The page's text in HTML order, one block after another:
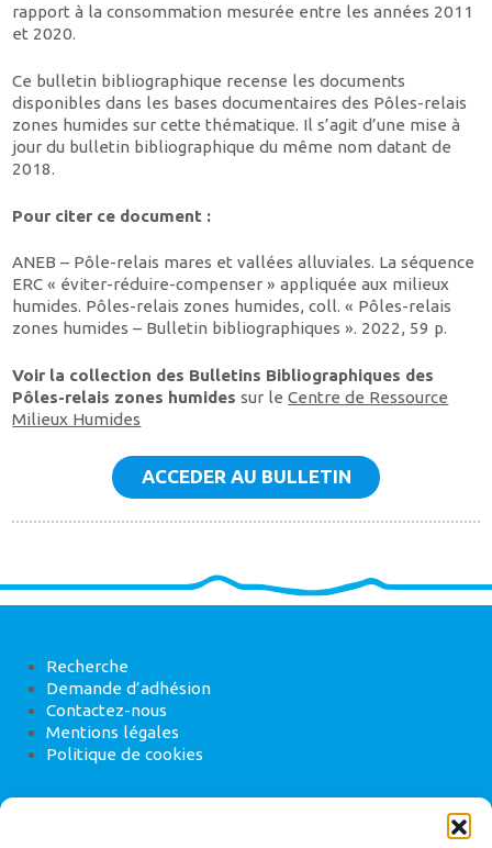
rapport à la consommation mesurée entre les années 2011
et 2020.
Ce bulletin bibliographique recense les documents
disponibles dans les bases documentaires des Pôles-relais
zones humides sur cette thématique. Il s’agit d’une mise à
jour du bulletin bibliographique du même nom datant de
2018.
Pour citer ce document :
ANEB – Pôle-relais mares et vallées alluviales. La séquence
ERC « éviter-réduire-compenser » appliquée aux milieux
humides. Pôles-relais zones humides, coll. « Pôles-relais
zones humides – Bulletin bibliographiques ». 2022, 59 p.
Voir la collection des Bulletins Bibliographiques des
Pôles-relais zones humides sur leCentre de Ressource
Milieux Humides
ACCEDER AU BULLETIN
Recherche
Demande d’adhésion
Contactez-nous
Mentions légales
Politique de cookies